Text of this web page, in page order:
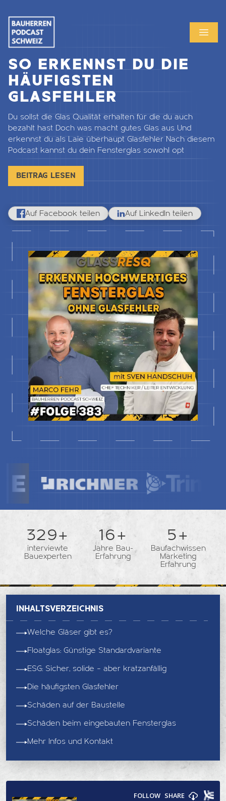
SO ERKENNST DU DIE
HÄUFIGSTEN
GLASFEHLER
Du sollst die Glas Qualität erhalten für die du auch
bezahlt hast Doch was macht gutes Glas aus Und
erkennst du als Laie überhaupt Glasfehler Nach diesem
Podcast kannst du dein Fensterglas sowohl opt
BEITRAG LESEN
Auf Facebook teilen Auf LinkedIn teilen
362+
interviewte
Bauexperten
18+
Jahre Bau-
Erfahrung
5+
Baufachwissen
Marketing
Erfahrung
Inhaltsverzeichnis
Welche Gläser gibt es?
Floatglas: Günstige Standardvariante
ESG: Sicher, solide – aber kratzanfällig
Die häufigsten Glasfehler
Schäden auf der Baustelle
Schäden beim eingebauten Fensterglas
Mehr Infos und Kontakt